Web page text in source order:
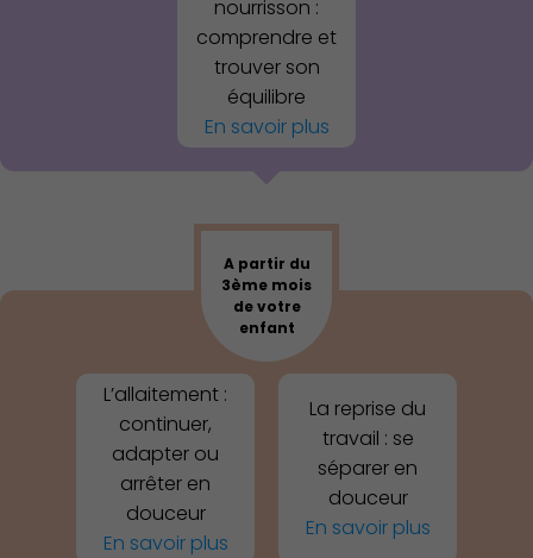
nourrisson :
comprendre et
trouver son
équilibre
En savoir plus
A partir du
3ème mois
de votre
enfant
L’allaitement :
continuer,
adapter ou
arrêter en
douceur
En savoir plus
La reprise du
travail : se
séparer en
douceur
En savoir plus